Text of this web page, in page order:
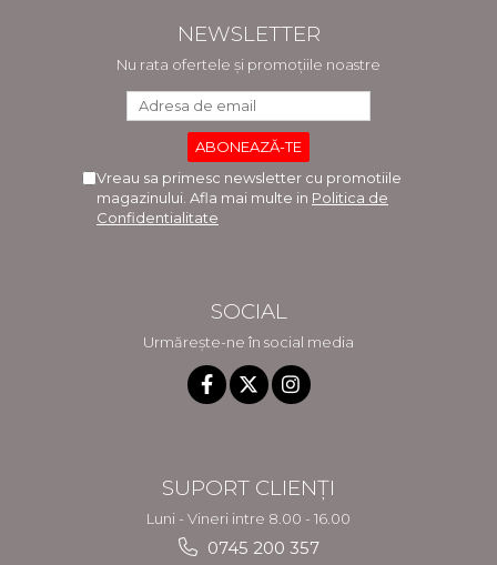
NEWSLETTER
Nu rata ofertele și promoțiile noastre
Vreau sa primesc newsletter cu promotiile
magazinului. Afla mai multe in Politica de
Confidentialitate
SOCIAL
Urmărește-ne în social media
SUPORT CLIENȚI
Luni - Vineri intre 8.00 - 16.00
0745 200 357